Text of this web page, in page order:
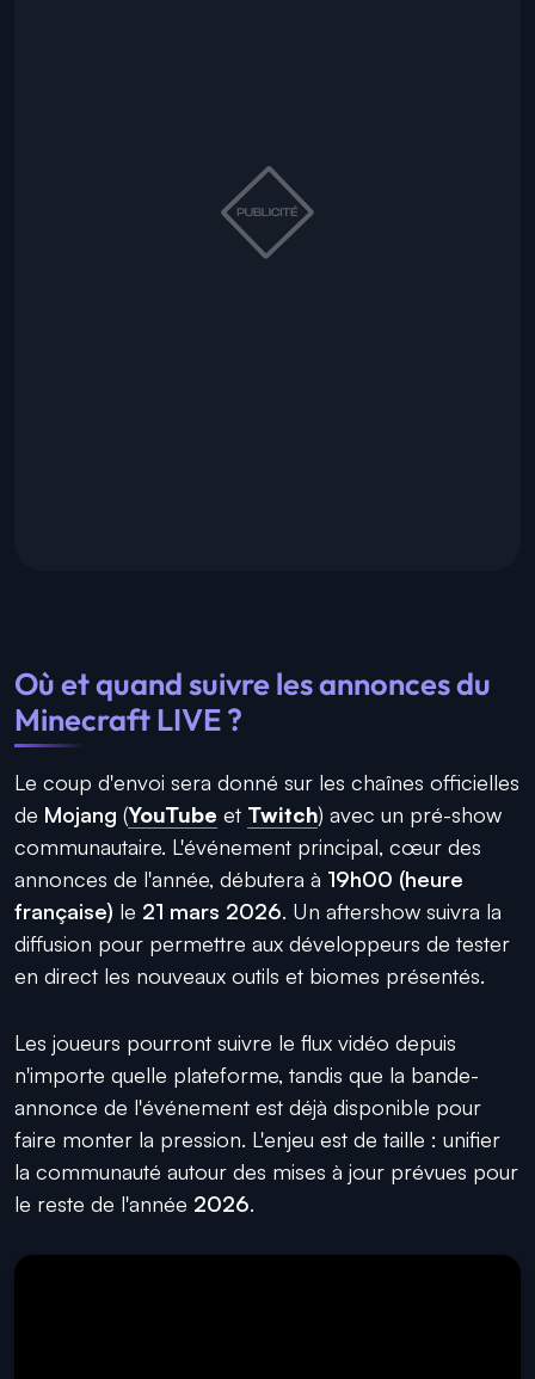
Où et quand suivre les annonces du
Minecraft LIVE ?
Le coup d'envoi sera donné sur les chaînes officielles
de Mojang (YouTube et Twitch) avec un pré-show
communautaire. L'événement principal, cœur des
annonces de l'année, débutera à 19h00 (heure
française) le 21 mars 2026. Un aftershow suivra la
diffusion pour permettre aux développeurs de tester
en direct les nouveaux outils et biomes présentés.
Les joueurs pourront suivre le flux vidéo depuis
n'importe quelle plateforme, tandis que la bande-
annonce de l'événement est déjà disponible pour
faire monter la pression. L'enjeu est de taille : unifier
la communauté autour des mises à jour prévues pour
le reste de l'année 2026.